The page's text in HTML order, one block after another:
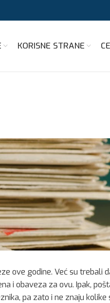
KORISNE STRANE
ove godine. Već su trebali
i obaveza za ovu. Ipak,
pa zato i ne znaju kolike